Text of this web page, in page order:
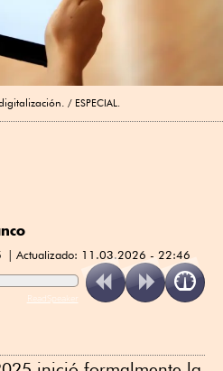
ESPECIAL.
Actualizado: 11.03.2026 - 22:46
ReadSpeaker